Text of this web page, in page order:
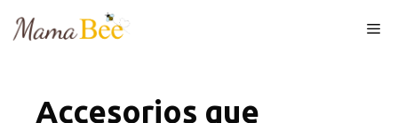
Accesorios que